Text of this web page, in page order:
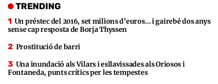
TRENDING
Un préstec del 2016, set milions d’euros… i gairebé dos anys
sense cap resposta de Borja Thyssen
Prostitució de barri
Una inundació als Vilars i esllavissades als Oriosos i
Fontaneda, punts crítics per les tempestes